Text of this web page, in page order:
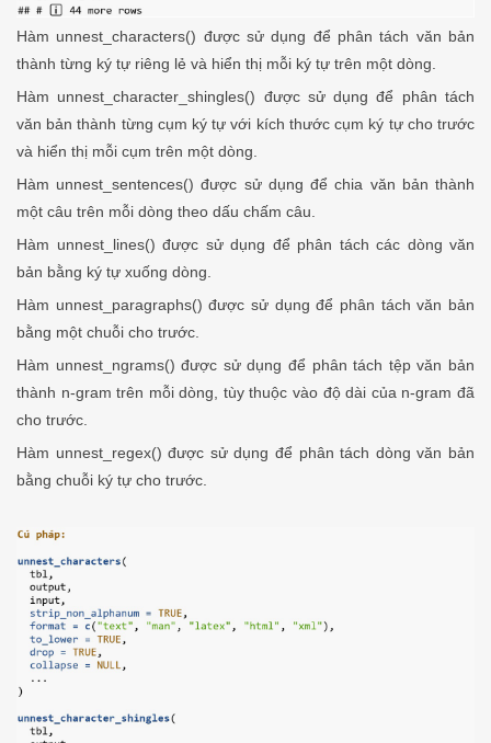
Hàm unnest_characters() được sử dụng để phân tách văn bản
thành từng ký tự riêng lẻ và hiển thị mỗi ký tự trên một dòng.
Hàm unnest_character_shingles() được sử dụng để phân tách
văn bản thành từng cụm ký tự với kích thước cụm ký tự cho trước
và hiển thị mỗi cụm trên một dòng.
Hàm unnest_sentences() được sử dụng để chia văn bản thành
một câu trên mỗi dòng theo dấu chấm câu.
Hàm unnest_lines() được sử dụng để phân tách các dòng văn
bản bằng ký tự xuống dòng.
Hàm unnest_paragraphs() được sử dụng để phân tách văn bản
bằng một chuỗi cho trước.
Hàm unnest_ngrams() được sử dụng để phân tách tệp văn bản
thành n-gram trên mỗi dòng, tùy thuộc vào độ dài của n-gram đã
cho trước.
Hàm unnest_regex() được sử dụng để phân tách dòng văn bản
bằng chuỗi ký tự cho trước.